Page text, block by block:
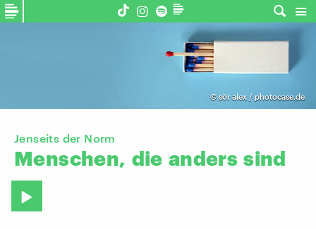
© sör alex / photocase.de
Jenseits der Norm
Menschen, die anders sind